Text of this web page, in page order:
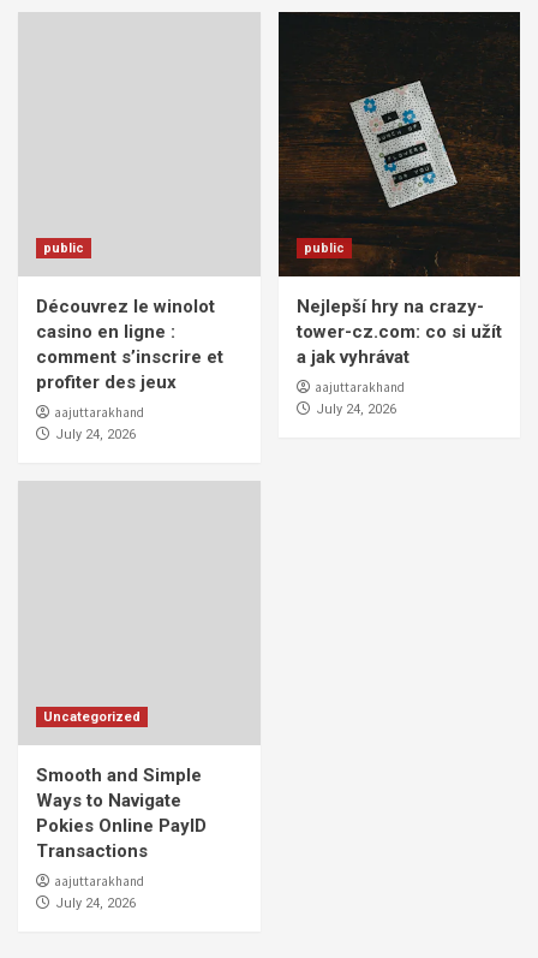
public
Découvrez le winolot
casino en ligne :
comment s’inscrire et
profiter des jeux
aajuttarakhand
July 24, 2026
public
Nejlepší hry na crazy-
tower-cz.com: co si užít
a jak vyhrávat
aajuttarakhand
July 24, 2026
Uncategorized
Smooth and Simple
Ways to Navigate
Pokies Online PayID
Transactions
aajuttarakhand
July 24, 2026